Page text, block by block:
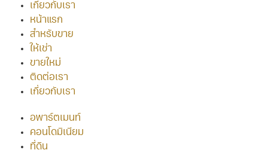
เกี่ยวกับเรา
หน้าแรก
สำหรับขาย
ให้เช่า
ขายใหม่
ติดต่อเรา
เกี่ยวกับเรา
อพาร์ตเมนท์
คอนโดมิเนียม
ที่ดิน